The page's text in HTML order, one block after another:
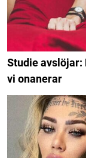
Studie avslöjar:
vi onanerar